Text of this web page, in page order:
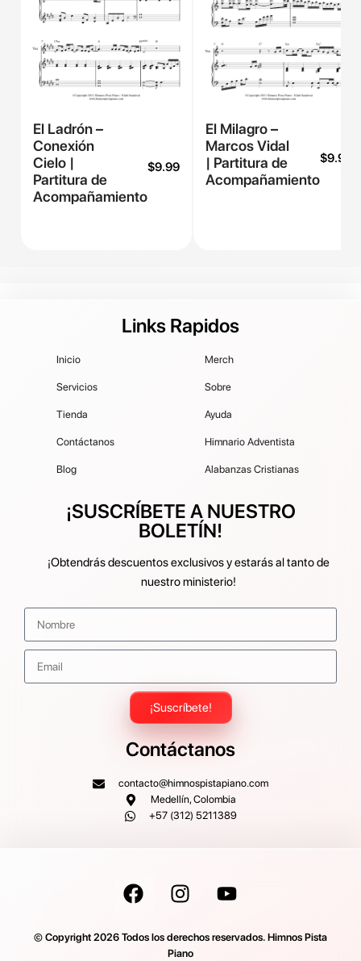
El Ladrón –
Conexión
Cielo |
Partitura de
Acompañamiento
$9.99
El Milagro –
Marcos Vidal
| Partitura de
Acompañamiento
$9.99
Links Rapidos
Inicio
Servicios
Tienda
Contáctanos
Blog
Merch
Sobre
Ayuda
Himnario Adventista
Alabanzas Cristianas
¡SUSCRÍBETE A NUESTRO
BOLETÍN!
¡Obtendrás descuentos exclusivos y estarás al tanto de
nuestro ministerio!
¡Suscríbete!
Contáctanos
contacto@himnospistapiano.com
Medellín, Colombia
+57 (312) 5211389
© Copyright 2026 Todos los derechos reservados. Himnos Pista
Piano